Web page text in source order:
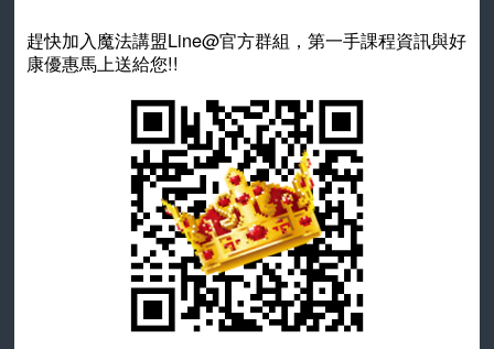
趕快加入魔法講盟Line@官方群組，第一手課程資訊與好
康優惠馬上送給您!!